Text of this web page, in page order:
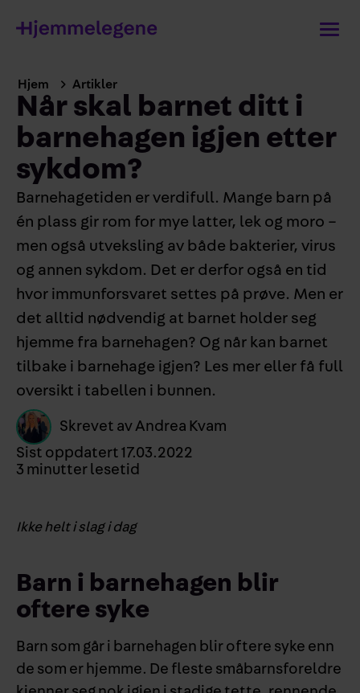
Hjem Artikler
Når skal barnet ditt i
barnehagen igjen etter
sykdom?
Barnehagetiden er verdifull. Mange barn på
én plass gir rom for mye latter, lek og moro –
men også utveksling av både bakterier, virus
og annen sykdom. Det er derfor også en tid
hvor immunforsvaret settes på prøve. Men er
det alltid nødvendig at barnet holder seg
hjemme fra barnehagen? Og når kan barnet
tilbake i barnehage igjen? Les mer eller få full
oversikt i tabellen i bunnen.
Skrevet avAndrea Kvam
Sist oppdatert 17.03.2022
3 minutter lesetid
Ikke helt i slag i dag
Barn i barnehagen blir
oftere syke
Barn som går i barnehagen blir oftere syke enn
de som er hjemme. De fleste småbarnsforeldre